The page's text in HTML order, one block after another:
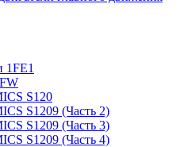
1FE1
S120
S1209 (Часть 2)
S1209 (Часть 3)
S1209 (Часть 4)